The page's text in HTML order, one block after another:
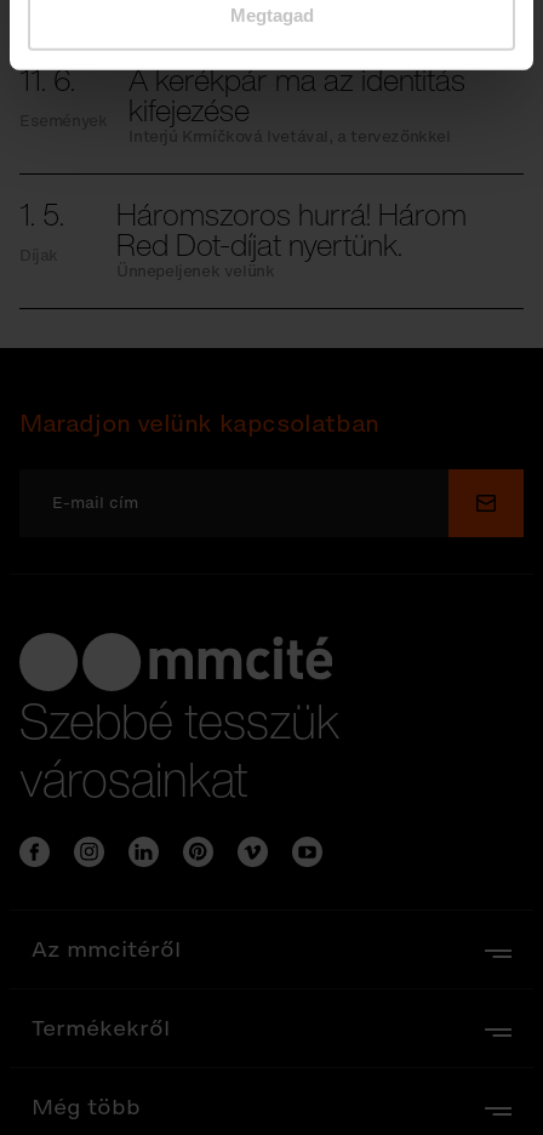
Megtagad
11. 6.
Események
A kerékpár ma az identitás
kifejezése
Interjú Krmíčková Ivetával, a tervezőnkkel
1. 5.
Díjak
Háromszoros hurrá! Három
Red Dot-díjat nyertünk.
Ünnepeljenek velünk
Maradjon velünk kapcsolatban
Szebbé tesszük
városainkat
Az mmcitéről
Termékekről
Még több